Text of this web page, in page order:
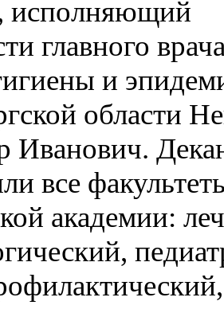
исполняющий
главного
и
области
Иванович.
все
академии: